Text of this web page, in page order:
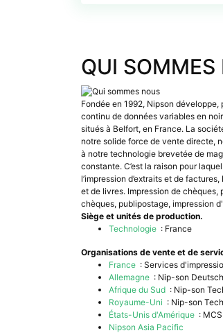
QUI SOMMES
Fondée en 1992, Nipson
continu de données variables en
situés à Belfort, en France. La
notre solide force de vente directe,
à notre technologie brevetée de
constante. C’est la raison pour
l’impression d’extraits et de
et de livres. Impression de
chèques, publipostage, impression
Siège et unités de production.
Technologie : France
Organisations de vente et de
France : Services
Allemagne : Nip-son
Afrique du Sud : Nip-son
Royaume-Uni : Nip-son
États-Unis d'Amérique :
Nipson Asia Pacific